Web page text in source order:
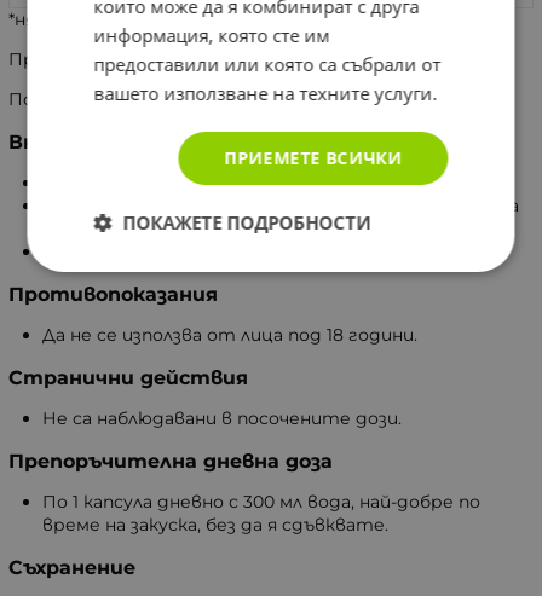
*няма определена дневна доза.
Предназначение:
Подобряване на либидото.
Внимание
Хранителна добавка.
Не е лекарствено средство и не е заместител на
пълноценното хранене.
Противопоказания
Да не се използва от лица под 18 години.
Странични действия
Не са наблюдавани в посочените дози.
Препоръчителна дневна доза
По 1 капсула дневно с 300 мл вода, най-добре по
време на закуска, без да я сдъвквате.
Съхранение
които може да я комбинират с друга
информация, която сте им
предоставили или която са събрали от
вашето използване на техните услуги.
ПРИЕМЕТЕ ВСИЧКИ
ПОКАЖЕТЕ ПОДРОБНОСТИ